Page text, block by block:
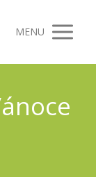
MENU